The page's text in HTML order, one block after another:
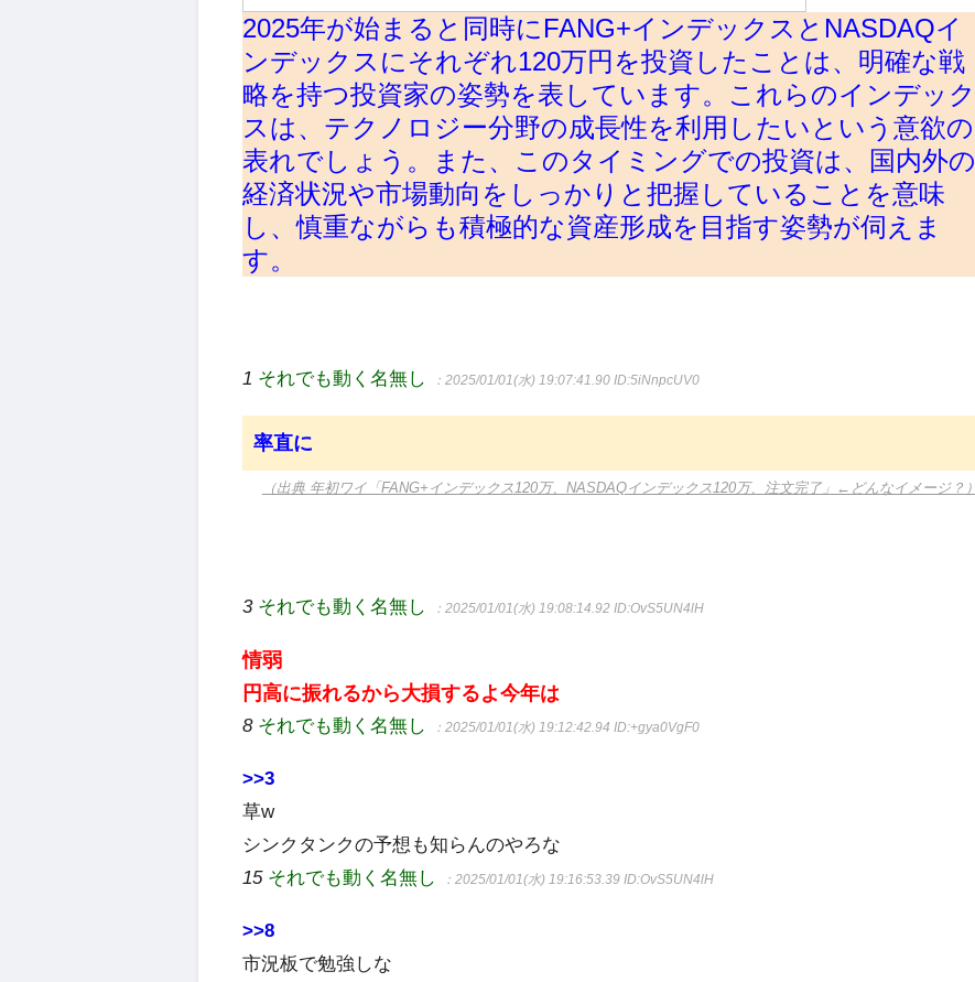
2025年が始まると同時にFANG+インデックスとNASDAQイ
ンデックスにそれぞれ120万円を投資したことは、明確な戦
略を持つ投資家の姿勢を表しています。これらのインデック
スは、テクノロジー分野の成長性を利用したいという意欲の
表れでしょう。また、このタイミングでの投資は、国内外の
経済状況や市場動向をしっかりと把握していることを意味
し、慎重ながらも積極的な資産形成を目指す姿勢が伺えま
す。
1 それでも動く名無し ：2025/01/01(水) 19:07:41.90ID:5iNnpcUV0
率直に
（出典 年初ワイ「FANG+インデックス120万、NASDAQインデックス120万、注文完了」←どんなイメージ？）
3 それでも動く名無し ：2025/01/01(水) 19:08:14.92ID:OvS5UN4lH
情弱
円高に振れるから大損するよ今年は
8 それでも動く名無し ：2025/01/01(水) 19:12:42.94ID:+gya0VgF0
>>3
草w
シンクタンクの予想も知らんのやろな
15 それでも動く名無し ：2025/01/01(水) 19:16:53.39ID:OvS5UN4lH
>>8
市況板で勉強しな